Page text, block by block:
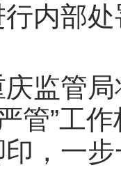
内部
管局
管”工
，一